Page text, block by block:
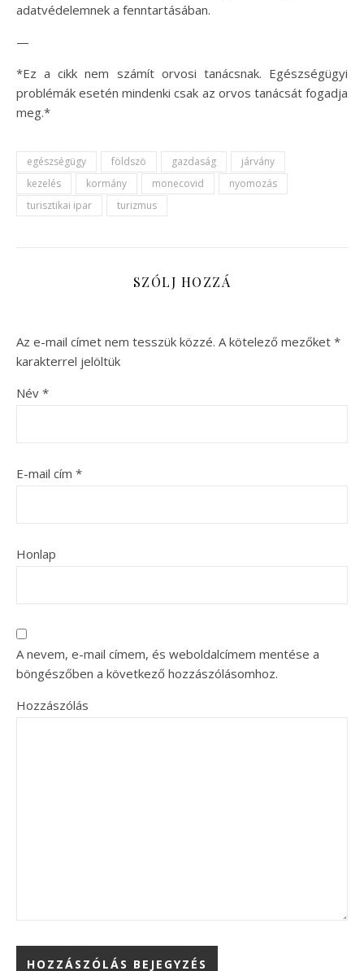
adatvédelemnek a fenntartásában.
—
*Ez a cikk nem számít orvosi tanácsnak. Egészségügyi
problémák esetén mindenki csak az orvos tanácsát fogadja
meg.*
egészségügy földszö gazdaság
járvány
kezelés
kormány monecovid
nyomozás
turisztikai ipar
turizmus
SZÓLJ HOZZÁ
Az e-mail címet nem tesszük közzé. A kötelező mezőket *
karakterrel jelöltük
Név *
E-mail cím *
Honlap
A nevem, e-mail címem, és weboldalcímem mentése a
böngészőben a következő hozzászólásomhoz.
Hozzászólás